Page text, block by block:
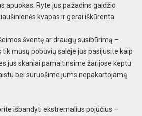
apuokas. Ryte jus pažadins gaidžio
kvapas ir gerai iškūrenta
šventę ar draugų susibūrimą –
mūsų pobūvių salėje jūs pasijusite kaip
jus skaniai pamaitinsime žarijose keptu
bei suruošime jums nepakartojamą
išbandyti ekstremalius pojūčius –